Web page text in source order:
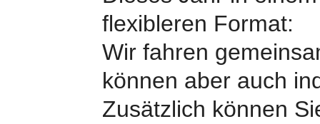
flexibleren Format:
Wir fahren
können aber auch
Zusätzlich können